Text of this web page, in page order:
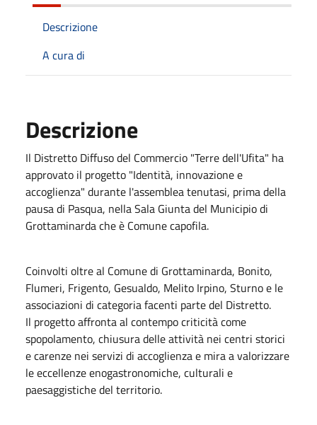
Descrizione
A cura di
Descrizione
Il Distretto Diffuso del Commercio "Terre dell'Ufita" ha
approvato il progetto "Identità, innovazione e
accoglienza" durante l'assemblea tenutasi, prima della
pausa di Pasqua, nella Sala Giunta del Municipio di
Grottaminarda che è Comune capofila.
Coinvolti oltre al Comune di Grottaminarda, Bonito,
Flumeri, Frigento, Gesualdo, Melito Irpino, Sturno e le
associazioni di categoria facenti parte del Distretto.
Il progetto affronta al contempo criticità come
spopolamento, chiusura delle attività nei centri storici
e carenze nei servizi di accoglienza e mira a valorizzare
le eccellenze enogastronomiche, culturali e
paesaggistiche del territorio.